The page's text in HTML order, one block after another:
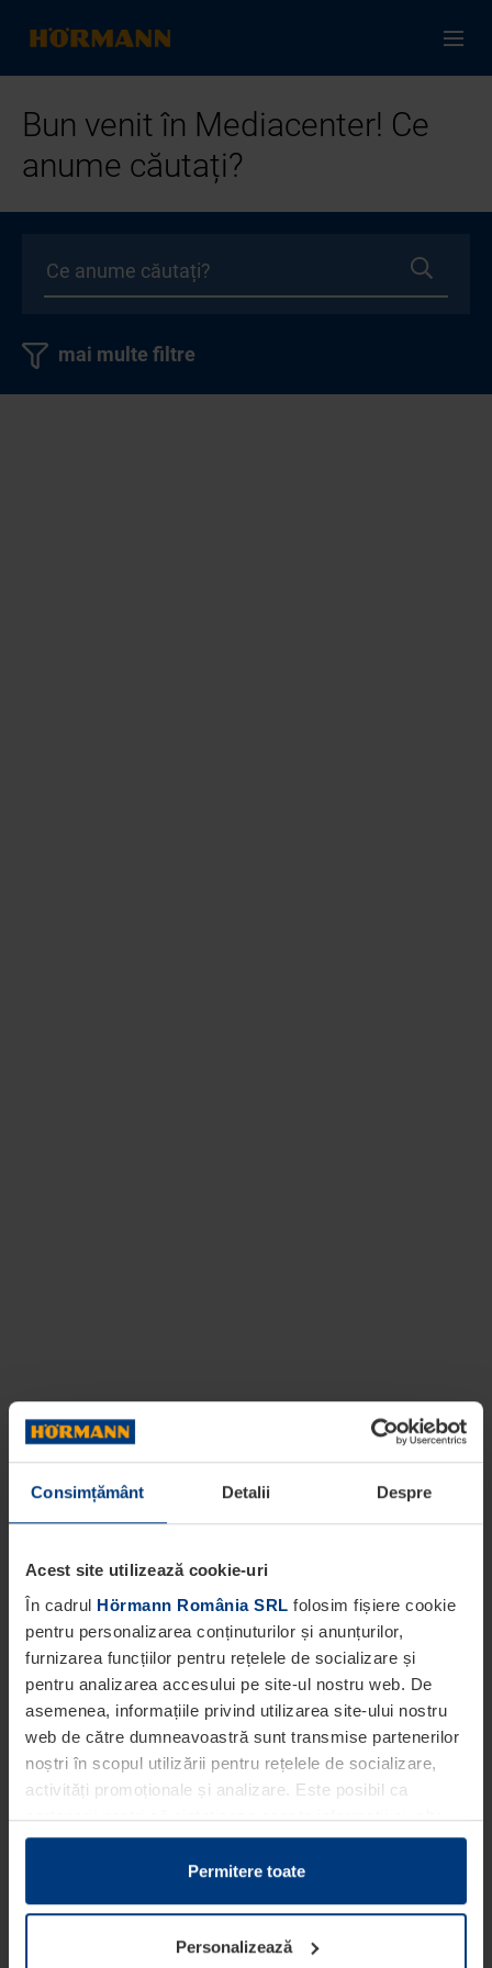
Consimțământ Detalii Despre
Acest site utilizează cookie-uri
În cadrul Hörmann România SRL folosim fișiere cookie
pentru personalizarea conținuturilor și anunțurilor,
furnizarea funcțiilor pentru rețelele de socializare și
pentru analizarea accesului pe site-ul nostru web. De
asemenea, informațiile privind utilizarea site-ului nostru
web de către dumneavoastră sunt transmise partenerilor
noștri în scopul utilizării pentru rețelele de socializare,
activități promoționale și analizare. Este posibil ca
partenerii noștri să sintetizeze aceste informații cu alte
date pe care dumneavoastră le-ați pus la dispoziția
acestora ori care au fost colectate în cadrul utilizării
Din punct de vedere legal, putem stoca fișiere cookie pe
dispozitivul dumneavoastră în cazul în care acestea sunt
Permitere toate
Personalizează
Bun venit în Mediacenter! Ce
anume căutați?
mai multe filtre